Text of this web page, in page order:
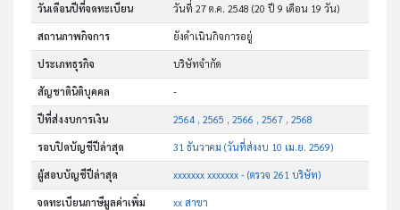
วันเดือนปีที่จดทะเบียน วันที่ 27 ต.ค. 2548(20 ปี 9 เดือน 19 วัน)
สถานภาพกิจการ ยังดำเนินกิจการอยู่
ประเภทธุรกิจ บริษัทจำกัด
สัญชาตินิติบุคคล -
ปีที่ส่งงบการเงิน 2564 , 2565 , 2566 , 2567 , 2568
รอบปิดบัญชีปีล่าสุด 31 ธันวาคม (วันที่ส่งงบ 10 เม.ย. 2569)
ผู้สอบบัญชีปีล่าสุด xxxxxxx xxxxxxx - (ตรวจ 261 บริษัท)
จดทะเบียนภาษีมูลค่าเพิ่ม xx สาขา